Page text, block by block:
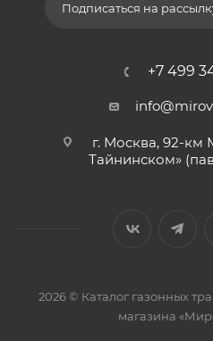
Подписаться на
+7 499
г. Москва, 92-
Тайнинском»
2026 © Каталог газонных
магазина